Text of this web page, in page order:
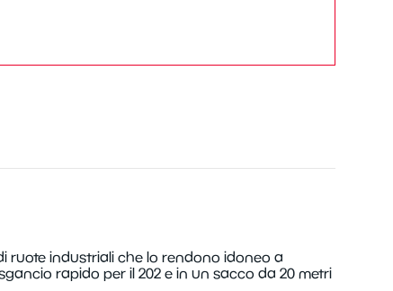
ruote industriali che lo rendono idoneo a
rapido per il 202 e in un sacco da 20 metri